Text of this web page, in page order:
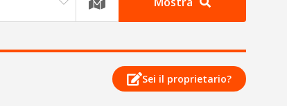
Sei il proprietario?